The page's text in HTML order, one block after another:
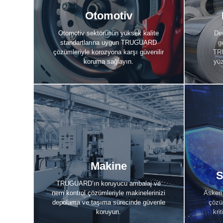
Otomotiv
Otomotiv sektörünün yüksek kalite
standartlarına uygun TRUGUARD
çözümleriyle korozyona karşı güvenilir
koruma sağlayın.
Otomotiv
Keşfet
Makine
TRUGUARD’ın koruyucu ambalaj ve
nem kontrol çözümleriyle makinelerinizi
depolama ve taşıma sürecinde güvenle
koruyun.
Makine
Keşfet
Askeri